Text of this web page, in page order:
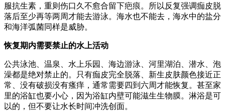
服抗生素，重则伤口久不愈合留下疤痕。所以反复强调痂皮脱
落后至少再等两周才能去游泳。海水也不能去，海水中的盐分
和海洋弧菌同样是威胁。
恢复期内需要禁止的水上活动
公共泳池、温泉、水上乐园、海边游泳、河里湖泊、潜水、泡
澡都是绝对禁止的。只有痂皮完全脱落、新生皮肤颜色接近正
常、没有破损没有瘙痒，通常需要四到六周才能恢复。甚至家
里的浴缸也要小心，因为浴缸内壁可能滋生生物膜。淋浴是可
以的，但不要让水长时间冲洗创面。